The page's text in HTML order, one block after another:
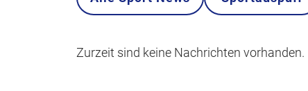
Zurzeit sind keine Nachrichten vorhanden.